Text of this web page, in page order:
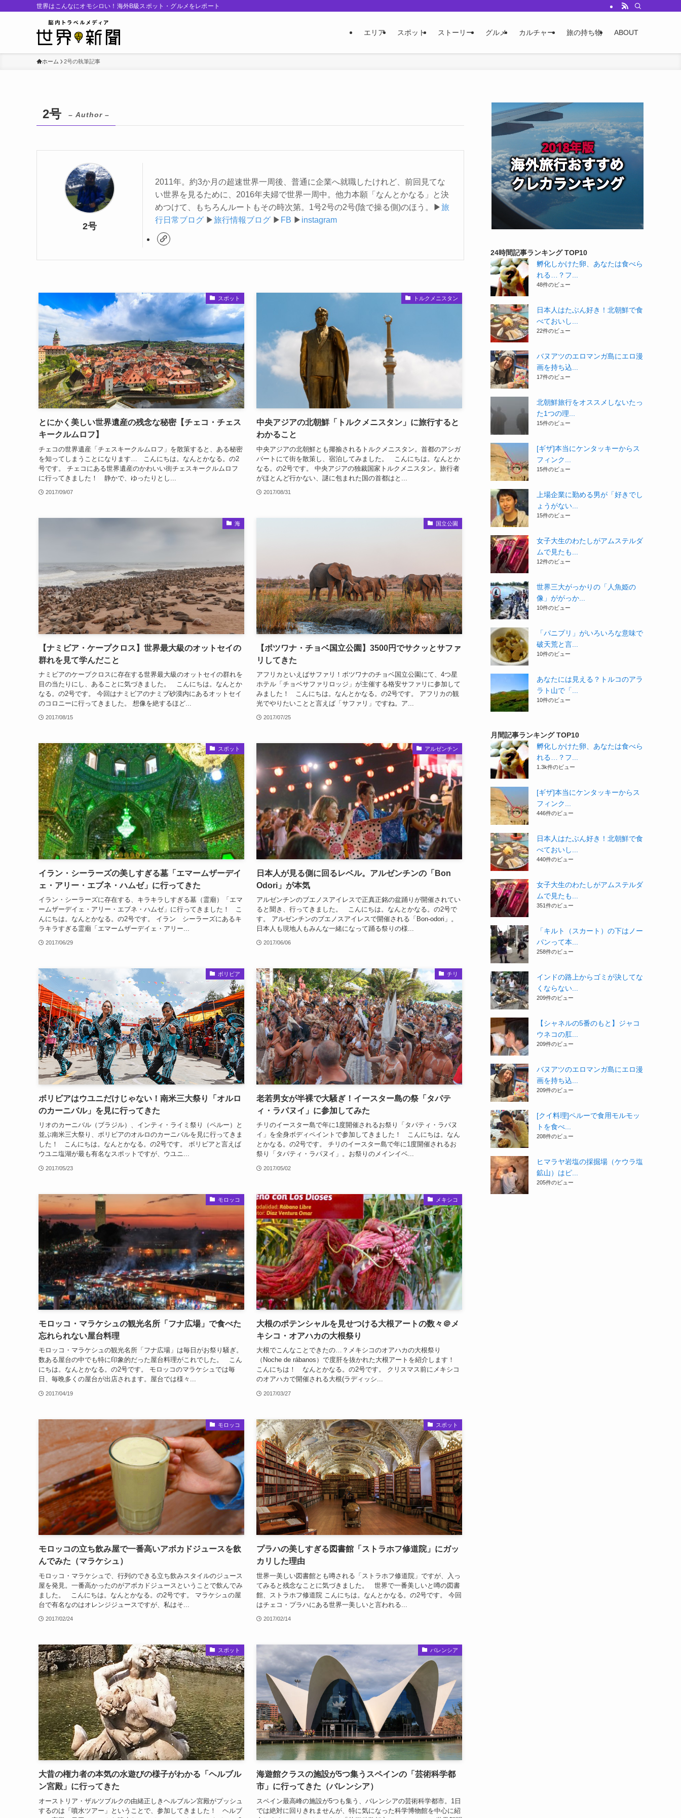
世界はこんなにオモシロい！海外B級スポット・グルメをレポート
エリア スポット ストーリー グルメ カルチャー 旅の持ち物 ABOUT
ホーム 2号の執筆記事
2号 – Author –
2号
2011年。約3か月の超速世界一周後、普通に企業へ就職したけれど、前回見てな
い世界を見るために、2016年夫婦で世界一周中。他力本願「なんとかなる」と決
めつけて、もちろんルートもその時次第。1号2号の2号(陰で操る側)のほう。▶旅
行日常ブログ ▶旅行情報ブログ ▶ FB ▶ instagram
スポット
とにかく美しい世界遺産の残念な秘密【チェコ・チェス
キークルムロフ】
チェコの世界遺産「チェスキークルムロフ」を散策すると、ある秘密
を知ってしまうことになります… こんにちは。なんとかなる。の2
号です。 チェコにある世界遺産のかわいい街チェスキークルムロフ
に行ってきました！ 静かで、ゆったりとし...
2017/09/07
トルクメニスタン
中央アジアの北朝鮮「トルクメニスタン」に旅行すると
わかること
中央アジアの北朝鮮とも揶揄されるトルクメニスタン。首都のアシガ
バートにて街を散策し、宿泊してみました。 こんにちは。なんとか
なる。の2号です。 中央アジアの独裁国家トルクメニスタン。旅行者
がほとんど行かない、謎に包まれた国の首都はと...
2017/08/31
海
【ナミビア・ケープクロス】世界最大級のオットセイの
群れを見て学んだこと
ナミビアのケープクロスに存在する世界最大級のオットセイの群れを
目の当たりにし、あることに気づきました。 こんにちは。なんとか
なる。の2号です。 今回はナミビアのナミブ砂漠内にあるオットセイ
のコロニーに行ってきました。 想像を絶するほど...
2017/08/15
国立公園
【ボツワナ・チョベ国立公園】3500円でサクッとサファ
リしてきた
アフリカといえばサファリ！ボツワナのチョベ国立公園にて、4つ星
ホテル「チョベサファリロッジ」が主催する格安サファリに参加して
みました！ こんにちは。なんとかなる。の2号です。 アフリカの観
光でやりたいことと言えば「サファリ」ですね。ア...
2017/07/25
スポット
イラン・シーラーズの美しすぎる墓「エマームザーデイ
ェ・アリー・エブネ・ハムゼ」に行ってきた
イラン・シーラーズに存在する、キラキラしすぎる墓（霊廟）「エマ
ームザーデイェ・アリー・エブネ・ハムゼ」に行ってきました！ こ
んにちは。なんとかなる。の2号です。 イラン シーラーズにあるキ
ラキラすぎる霊廟「エマームザーデイェ・アリー...
2017/06/29
アルゼンチン
日本人が見る側に回るレベル。アルゼンチンの「Bon
Odori」が本気
アルゼンチンのブエノスアイレスで正真正銘の盆踊りが開催されてい
ると聞き、行ってきました。 こんにちは。なんとかなる。の2号で
す。 アルゼンチンのブエノスアイレスで開催される「Bon-odori」。
日本人も現地人もみんな一緒になって踊る祭りの様...
2017/06/06
ボリビア
ボリビアはウユニだけじゃない！南米三大祭り「オルロ
のカーニバル」を見に行ってきた
リオのカーニバル（ブラジル）、インティ・ライミ祭り（ペルー）と
並ぶ南米三大祭り、ボリビアのオルロのカーニバルを見に行ってきま
した！ こんにちは。なんとかなる。の2号です。 ボリビアと言えば
ウユニ塩湖が最も有名なスポットですが、ウユニ...
2017/05/23
チリ
老若男女が半裸で大騒ぎ！イースター島の祭「タパテ
ィ・ラパヌイ」に参加してみた
チリのイースター島で年に1度開催されるお祭り「タパティ・ラパヌ
イ」を全身ボディペイントで参加してきました！ こんにちは。なん
とかなる。の2号です。 チリのイースター島で年に1度開催されるお
祭り「タパティ・ラパヌイ」。お祭りのメインイベ...
2017/05/02
モロッコ
モロッコ・マラケシュの観光名所「フナ広場」で食べた
忘れられない屋台料理
モロッコ・マラケシュの観光名所「フナ広場」は毎日がお祭り騒ぎ。
数ある屋台の中でも特に印象的だった屋台料理がこれでした。 こん
にちは。なんとかなる。の2号です。 モロッコのマラケシュでは毎
日、毎晩多くの屋台が出店されます。屋台では様々...
2017/04/19
メキシコ
大根のポテンシャルを見せつける大根アートの数々＠メ
キシコ・オアハカの大根祭り
大根でこんなことできたの…？メキシコのオアハカの大根祭り
（Noche de rábanos）で度肝を抜かれた大根アートを紹介します！
こんにちは！ なんとかなる。の2号です。 クリスマス前にメキシコ
のオアハカで開催される大根(ラディッシ...
2017/03/27
モロッコ
モロッコの立ち飲み屋で一番高いアボカドジュースを飲
んでみた（マラケシュ）
モロッコ・マラケシュで、行列のできる立ち飲みスタイルのジュース
屋を発見。一番高かったのがアボカドジュースということで飲んでみ
ました。 こんにちは。なんとかなる。の2号です。 マラケシュの屋
台で有名なのはオレンジジュースですが、私はそ...
2017/02/24
スポット
プラハの美しすぎる図書館「ストラホフ修道院」にガッ
カリした理由
世界一美しい図書館とも噂される「ストラホフ修道院」ですが、入っ
てみると残念なことに気づきました。 世界で一番美しいと噂の図書
館、ストラホフ修道院 こんにちは。なんとかなる。の2号です。 今回
はチェコ・プラハにある世界一美しいと言われる...
2017/02/14
スポット
大昔の権力者の本気の水遊びの様子がわかる「ヘルブル
ン宮殿」に行ってきた
オーストリア・ザルツブルクの由緒正しきヘルブルン宮殿がプッシュ
するのは「噴水ツアー」ということで、参加してきました！ ヘルブ
バレンシア
海遊館クラスの施設が5つ集うスペインの「芸術科学都
市」に行ってきた（バレンシア）
スペイン最高峰の施設が5つも集う、バレンシアの芸術科学都市。1日
では絶対に回りきれませんが、特に気になった科学博物館を中心に紹
24時間記事ランキング TOP10
孵化しかけた卵、あなたは食べら
れる…？フ...
48件のビュー
日本人はたぶん好き！北朝鮮で食
べておいし...
22件のビュー
バヌアツのエロマンガ島にエロ漫
画を持ち込...
17件のビュー
北朝鮮旅行をオススメしないたっ
た1つの理...
15件のビュー
[ギザ]本当にケンタッキーからス
フィンク...
15件のビュー
上場企業に勤める男が「好きでし
ょうがない...
15件のビュー
女子大生のわたしがアムステルダ
ムで見たも...
12件のビュー
世界三大がっかりの「人魚姫の
像」ががっか...
10件のビュー
「パニプリ」がいろいろな意味で
破天荒と言...
10件のビュー
あなたには見える？トルコのアラ
ラト山で「...
10件のビュー
月間記事ランキング TOP10
孵化しかけた卵、あなたは食べら
れる…？フ...
1.3k件のビュー
[ギザ]本当にケンタッキーからス
フィンク...
446件のビュー
日本人はたぶん好き！北朝鮮で食
べておいし...
440件のビュー
女子大生のわたしがアムステルダ
ムで見たも...
351件のビュー
「キルト（スカート）の下はノー
パンって本...
258件のビュー
インドの路上からゴミが決してな
くならない...
209件のビュー
【シャネルの5番のもと】ジャコ
ウネコの肛...
209件のビュー
バヌアツのエロマンガ島にエロ漫
画を持ち込...
209件のビュー
[クイ料理]ペルーで食用モルモッ
トを食べ...
208件のビュー
ヒマラヤ岩塩の採掘場（ケウラ塩
鉱山）はピ...
205件のビュー